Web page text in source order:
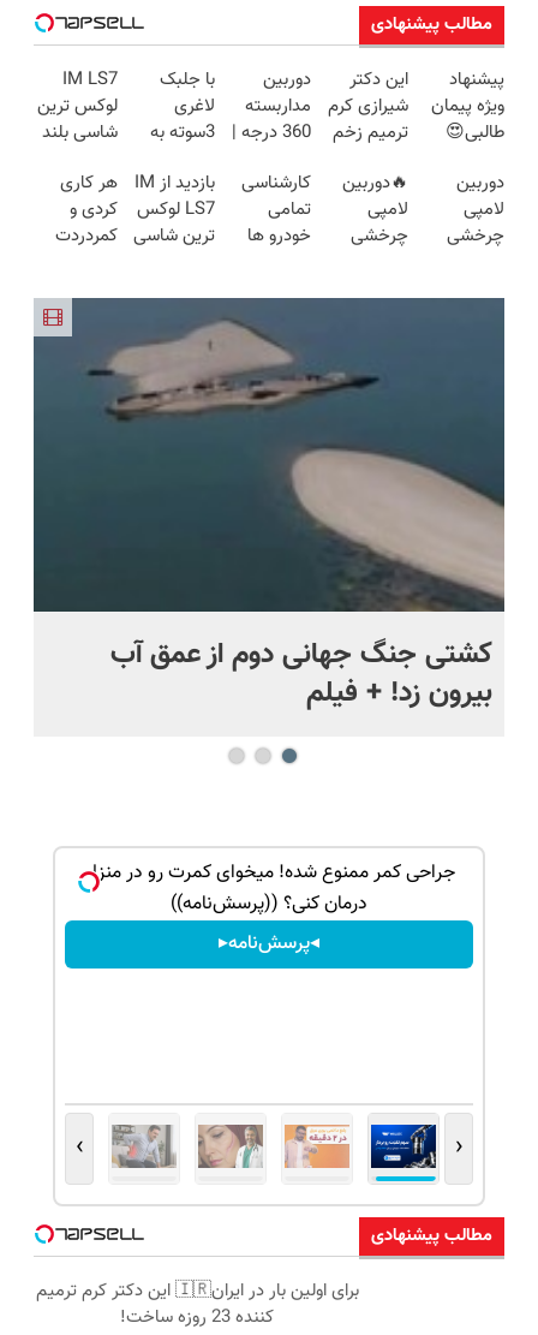
مطالب پیشنهادی
پیشنهاد
ویژه پیمان
طالبی😍
سورملینا با
تخفیف ویژه
🔥
این دکتر
شیرازی کرم
ترمیم زخم
ساخت!!!
دوربین
مداربسته
360 درجه |
و راحت
با جلبک
لاغری
3سوته به
ال برس(تا
امشب
تخفیف
IM LS7
لوکس ترین
شاسی بلند
دوربین
لامپی
چرخشی
🔥دوربین
لامپی
چرخشی
کارشناسی
تمامی
خودرو ها
بازدید از IM
LS7 لوکس
ترین شاسی
انقلاب
هر کاری
کردی و
کمردردت
پرسشنامه و
دریافت راه
حل
کشتی‌ جنگ جهانی دوم از عمق آب
بیرون زد! + فیلم
جراحی کمر ممنوع شده! میخوای کمرت رو در منزل
درمان کنی؟ ((پرسش‌نامه))
◂پرسش‌نامه▸
‹
›
مطالب پیشنهادی
برای اولین بار در ایران🇮🇷 این دکتر کرم ترمیم
کننده 23 روزه ساخت!